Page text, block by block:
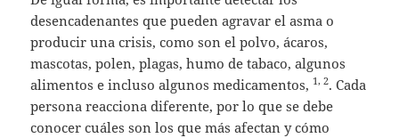
desencadenantes que pueden agravar el asma o
producir una crisis, como son el polvo, ácaros,
mascotas, polen, plagas, humo de tabaco, algunos
alimentos e incluso algunos medicamentos, 1, 2. Cada
persona reacciona diferente, por lo que se debe
conocer cuáles son los que más afectan y cómo